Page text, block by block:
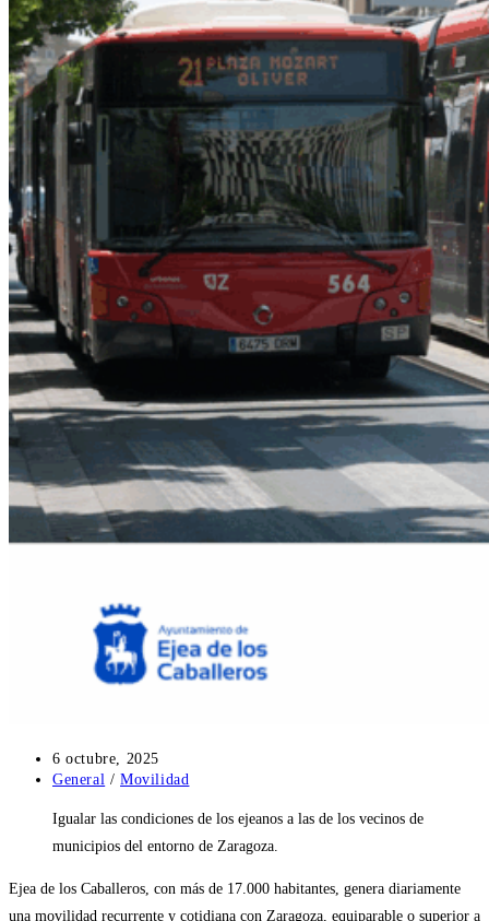
Publicación
de
entrada:
6 octubre, 2025
Categoría
la
entrada:
General / Movilidad
Igualar las condiciones de los ejeanos a las de los vecinos de
municipios del entorno de Zaragoza.
Ejea de los Caballeros, con más de 17.000 habitantes, genera diariamente
una movilidad recurrente y cotidiana con Zaragoza, equiparable o superior a